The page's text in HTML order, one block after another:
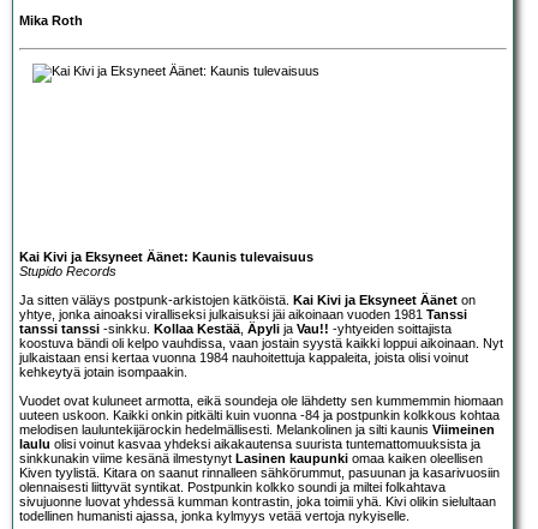
Mika Roth
Kai Kivi ja Eksyneet Äänet: Kaunis tulevaisuus
Stupido Records
Ja sitten väläys postpunk-arkistojen kätköistä. Kai Kivi ja Eksyneet Äänet on
yhtye, jonka ainoaksi viralliseksi julkaisuksi jäi aikoinaan vuoden 1981 Tanssi
tanssi tanssi -sinkku. Kollaa Kestää Äpyli ja Vau!! -yhtyeiden soittajista
koostuva bändi oli kelpo vauhdissa, vaan jostain syystä kaikki loppui aikoinaan. Nyt
julkaistaan ensi kertaa vuonna 1984 nauhoitettuja kappaleita, joista olisi voinut
kehkeytyä jotain isompaakin.
Vuodet ovat kuluneet armotta, eikä soundeja ole lähdetty sen kummemmin hiomaan
uuteen uskoon. Kaikki onkin pitkälti kuin vuonna -84 ja postpunkin kolkkous kohtaa
melodisen lauluntekijärockin hedelmällisesti. Melankolinen ja silti kaunis Viimeinen
laulu olisi voinut kasvaa yhdeksi aikakautensa suurista tuntemattomuuksista ja
sinkkunakin viime kesänä ilmestynyt Lasinen kaupunki omaa kaiken oleellisen
Kiven tyylistä. Kitara on saanut rinnalleen sähkörummut, pasuunan ja kasarivuosiin
olennaisesti liittyvät syntikat. Postpunkin kolkko soundi ja miltei folkahtava
sivujuonne luovat yhdessä kumman kontrastin, joka toimii yhä. Kivi olikin sielultaan
todellinen humanisti ajassa, jonka kylmyys vetää vertoja nykyiselle.